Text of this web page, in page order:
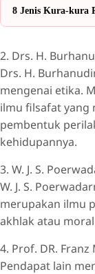
8 Jenis Kura-kura
2. Drs. H.
Drs. H.
mengenai etika.
ilmu filsafat yang
pembentuk
kehidupannya.
3. W. J. S.
W. J. S.
merupakan ilmu
akhlak atau
4. Prof. DR.
Pendapat lain